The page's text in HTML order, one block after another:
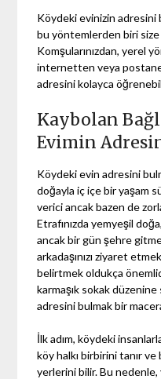
Köydeki evinizin adresini
bu yöntemlerden biri size
Komşularınızdan, yerel
internetten veya
adresini kolayca
Kaybolan
Evimin
Köydeki evin adresini
doğayla iç içe bir yaşam
verici ancak bazen de
Etrafınızda yemyeşil
ancak bir gün şehre
arkadaşınızı ziyaret
belirtmek oldukça
karmaşık sokak düzenine
adresini bulmak bir
İlk adım, köydeki
köy halkı birbirini tanır
yerlerini bilir. Bu